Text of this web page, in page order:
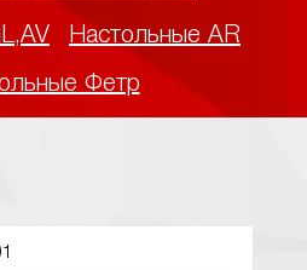
Настольные AR
Фетр